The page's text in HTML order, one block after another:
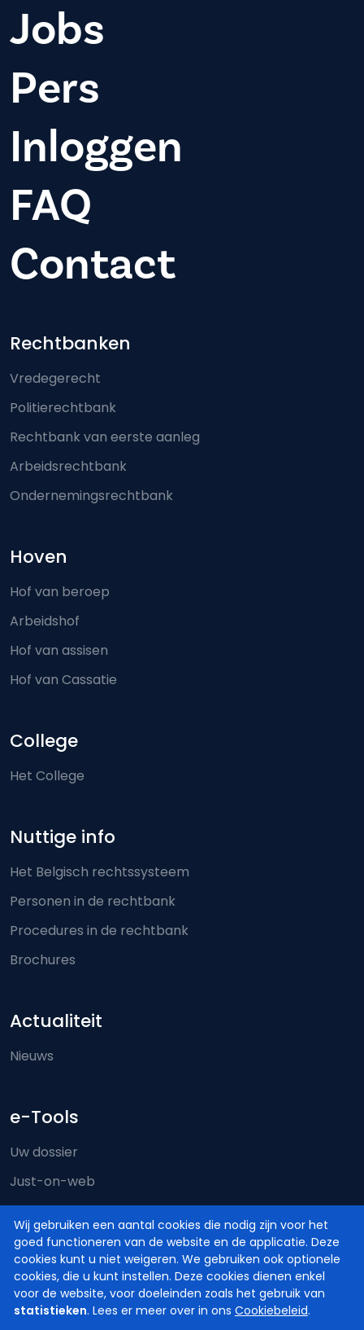
Wij gebruiken een aantal cookies die nodig zijn voor het
goed functioneren van de website en de applicatie. Deze
cookies kunt u niet weigeren. We gebruiken ook optionele
cookies, die u kunt instellen. Deze cookies dienen enkel
voor de website, voor doeleinden zoals het gebruik van
statistieken. Lees er meer over in ons Cookiebeleid.
Jobs
Pers
Inloggen
FAQ
Contact
Footer-menu
Rechtbanken
Vredegerecht
Politierechtbank
Rechtbank van eerste aanleg
Arbeidsrechtbank
Ondernemingsrechtbank
Hoven
Hof van beroep
Arbeidshof
Hof van assisen
Hof van Cassatie
College
Het College
Nuttige info
Het Belgisch rechtssysteem
Personen in de rechtbank
Procedures in de rechtbank
Brochures
Actualiteit
Nieuws
e-Tools
Uw dossier
Just-on-web
e-Deposit
Territoriale bevoegdheid